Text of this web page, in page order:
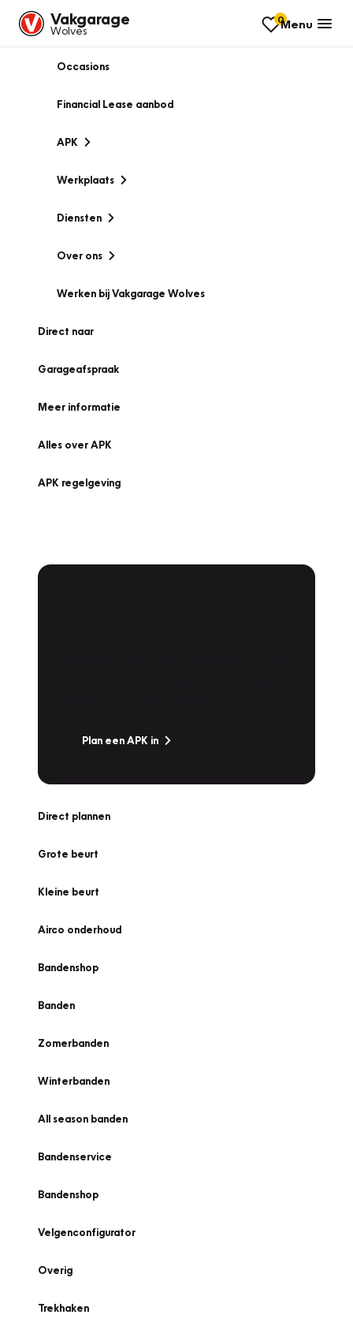
Vakgarage
Wolves
0Menu
Occasions
Financial Lease aanbod
APK
Werkplaats
Diensten
Over ons
Werken bij Vakgarage Wolves
Direct naar
Garageafspraak
Meer informatie
Alles over APK
APK regelgeving
Plan een APK in
Direct plannen
Grote beurt
Kleine beurt
Airco onderhoud
Bandenshop
Banden
Zomerbanden
Winterbanden
All season banden
Bandenservice
Bandenshop
Velgenconfigurator
Overig
Trekhaken